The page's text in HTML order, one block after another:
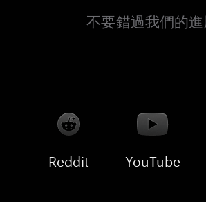
不要錯過我們的
Reddit YouTube